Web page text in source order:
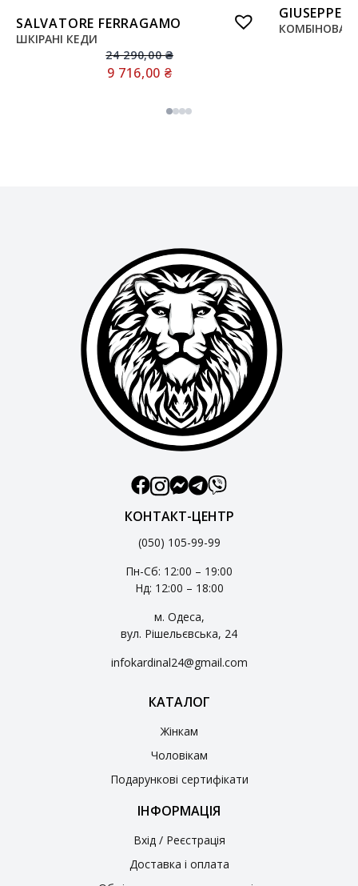
SALVATORE FERRAGAMO
ШКІРАНІ КЕДИ
24 290,00₴
9 716,00 ₴
GIUSEPPE
КОНТАКТ-ЦЕНТР
(050) 105-99-99
Пн-Сб: 12:00 – 19:00
Нд: 12:00 – 18:00
м. Одеса,
вул. Рішельєвська, 24
infokardinal24@gmail.com
КАТАЛОГ
Жінкам
Чоловікам
Подарункові сертифікати
ІНФОРМАЦІЯ
Вхід / Реєстрація
Доставка і оплата